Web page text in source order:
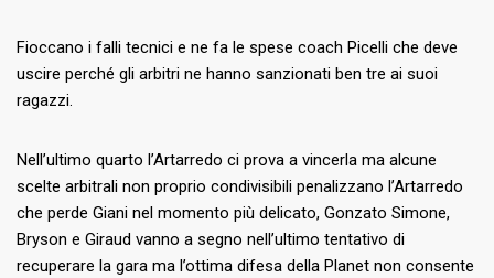
Fioccano i falli tecnici e ne fa le spese coach Picelli che deve
uscire perché gli arbitri ne hanno sanzionati ben tre ai suoi
ragazzi.
Nell’ultimo quarto l’Artarredo ci prova a vincerla ma alcune
scelte arbitrali non proprio condivisibili penalizzano l’Artarredo
che perde Giani nel momento più delicato, Gonzato Simone,
Bryson e Giraud vanno a segno nell’ultimo tentativo di
recuperare la gara ma l’ottima difesa della Planet non consente